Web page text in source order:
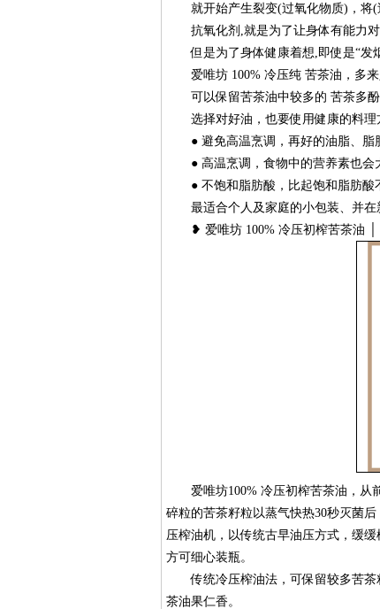
就开始产生裂变(过氧化物质)，将(
抗氧化剂,就是为了让身体有能力对
但是为了身体健康着想,即使是“发烟
爱唯坊 100% 冷压纯 苦茶油，多来
可以保留苦茶油中较多的 苦茶多酚
选择对好油，也要使用健康的料理
● 避免高温烹调，再好的油脂、脂
● 高温烹调，食物中的营养素也会
● 不饱和脂肪酸，比起饱和脂肪酸
最适合个人及家庭的小包装、并在
❥ 爱唯坊 100% 冷压初榨苦茶油 │
爱唯坊100% 冷压初榨苦茶油，从
碎粒的苦茶籽粒以蒸气快热30秒灭菌
压榨油机，以传统古早油压方式，缓
方可细心装瓶。
传统冷压榨油法，可保留较多苦茶
茶油果仁香。